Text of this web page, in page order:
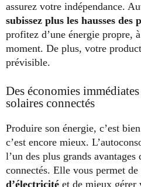
assurez votre indépendance.
subissez plus les hausses
profitez d’une énergie propre,
moment. De plus, votre
prévisible.
Des économies
solaires connectés
Produire son énergie, c’est
c’est encore mieux.
l’un des plus grands avantages
connectés. Elle vous permet de
d’électricité et de mieux gérer